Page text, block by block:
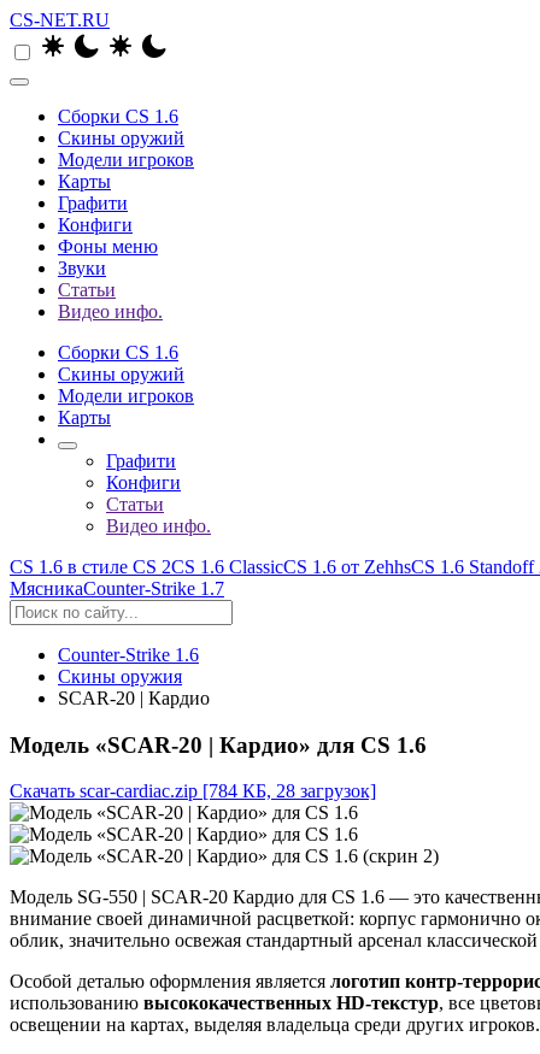
CS-NET.RU
Сборки CS 1.6
Скины оружий
Модели игроков
Карты
Графити
Конфиги
Фоны меню
Звуки
Статьи
Видео инфо.
Сборки CS 1.6
Скины оружий
Модели игроков
Карты
Графити
Конфиги
Статьи
Видео инфо.
CS 1.6 в стиле CS 2CS 1.6 ClassicCS 1.6 от ZehhsCS 1.6 Standoff
МясникаCounter-Strike 1.7
Counter-Strike 1.6
Скины оружия
SCAR-20 | Кардио
Модель «SCAR-20 | Кардио» для CS 1.6
Скачать scar-cardiac.zip [784 КБ, 28 загрузок]
Модель SG-550 | SCAR-20 Кардио для CS 1.6 — это
внимание своей динамичной расцветкой: корпус гармонично
облик, значительно освежая стандартный арсенал
Особой деталью оформления является логотип контр-
использованию высококачественных HD-текстур, все
освещении на картах, выделяя владельца среди других игроков.